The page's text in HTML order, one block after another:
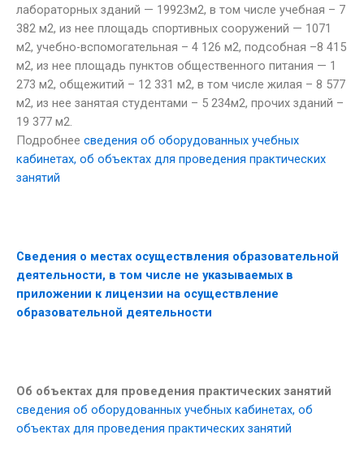
лабораторных зданий — 19923м2, в том числе учебная – 7
382 м2, из нее площадь спортивных сооружений — 1071
м2, учебно-вспомогательная – 4 126 м2, подсобная –8 415
м2, из нее площадь пунктов общественного питания — 1
273 м2, общежитий – 12 331 м2, в том числе жилая – 8 577
м2, из нее занятая студентами – 5 234м2, прочих зданий –
19 377 м2.
Подробнее сведения об оборудованных учебных
кабинетах, об объектах для проведения практических
занятий
Сведения о местах осуществления образовательной
деятельности, в том числе не указываемых в
приложении к лицензии на осуществление
образовательной деятельности
Об объектах для проведения практических занятий
сведения об оборудованных учебных кабинетах, об
объектах для проведения практических занятий